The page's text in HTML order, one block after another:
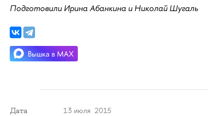
Подготовили Ирина Абанкина и Николай Шугаль
Дата 13 июля 2015